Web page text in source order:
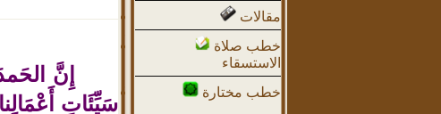
مقالات
الاستسقاء
خطب مختارة
إِنَّ
سَيِّئَاتِ